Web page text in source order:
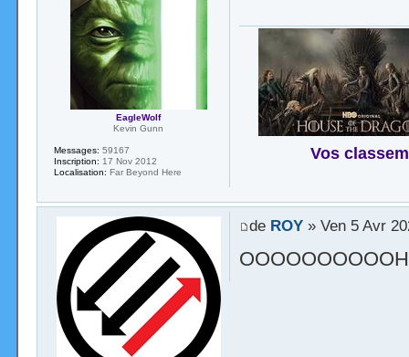
Vos
EagleWolf
Kevin Gunn
Messages: 59167
Inscription: 17 Nov 2012
Localisation: Far Beyond Here
de ROY» Ven 5 Avr